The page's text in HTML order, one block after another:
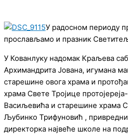
У радосном периоду
прослављамо и празник
У Кованлуку надомак Краљева
Архимандрита Јована, игумана
старешине овога храма и
храма Свете Тројице
Васиљевића и старешине храма
Љубинко Трифуновић ,
директорка највеће школе на